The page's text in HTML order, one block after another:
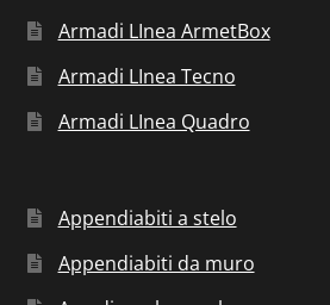
Armadi LInea ArmetBox
Armadi LInea Tecno
Armadi LInea Quadro
Appendiabiti a stelo
Appendiabiti da muro